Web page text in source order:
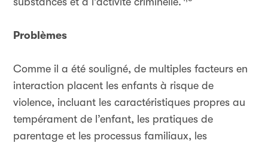
Problèmes
Comme il a été souligné, de multiples facteurs en
interaction placent les enfants à risque de
violence, incluant les caractéristiques propres au
tempérament de l’enfant, les pratiques de
parentage et les processus familiaux, les